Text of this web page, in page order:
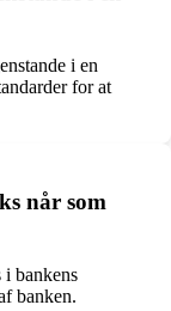
i en
for at
når som
i bankens
banken.